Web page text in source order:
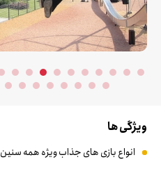
ویژگی ها
انواع بازی های جذاب ویژه همه سنین